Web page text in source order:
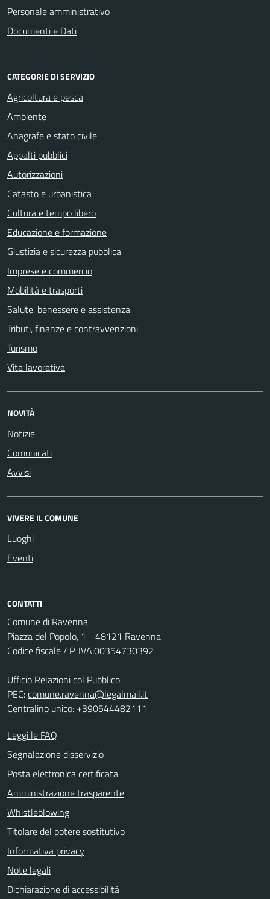
Personale amministrativo
Documenti e Dati
CATEGORIE DI SERVIZIO
Agricoltura e pesca
Ambiente
Anagrafe e stato civile
Appalti pubblici
Autorizzazioni
Catasto e urbanistica
Cultura e tempo libero
Educazione e formazione
Giustizia e sicurezza pubblica
Imprese e commercio
Mobilità e trasporti
Salute, benessere e assistenza
Tributi, finanze e contravvenzioni
Turismo
Vita lavorativa
NOVITÀ
Notizie
Comunicati
Avvisi
VIVERE IL COMUNE
Luoghi
Eventi
CONTATTI
Comune di Ravenna
Piazza del Popolo, 1 - 48121 Ravenna
Codice fiscale / P. IVA:00354730392
Ufficio Relazioni col Pubblico
PEC:comune.ravenna@legalmail.it
Centralino unico: +390544482111
Leggi le FAQ
Segnalazione disservizio
Posta elettronica certificata
Amministrazione trasparente
Whistleblowing
Titolare del potere sostitutivo
Informativa privacy
Note legali
Dichiarazione di accessibilità